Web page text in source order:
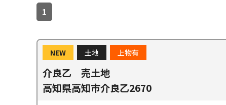
1
NEW 土地 上物有
介良乙 売土地
高知県高知市介良乙2670